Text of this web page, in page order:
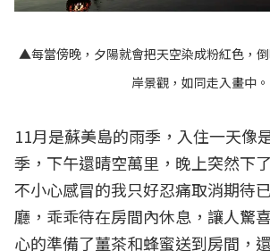
▲每當傍晚，夕陽就會把天空染成粉紅色，
岸景觀，如同走入畫中。
11月是蘇美島的雨季，入住一天像
季，下午還晴空萬里，晚上突然下
不小心感冒的我只好忍痛取消期待
廳，乖乖待在房間內休息，讓人驚
心的準備了薑茶和蜂蜜送到房間，